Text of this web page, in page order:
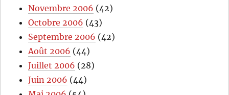
Novembre 2006 (42)
Octobre 2006 (43)
Septembre 2006 (42)
Août 2006 (44)
Juillet 2006 (28)
Juin 2006 (44)